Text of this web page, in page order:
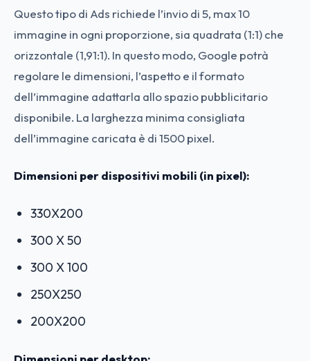
Questo tipo di Ads richiede l’invio di 5, max 10
immagine in ogni proporzione, sia quadrata (1:1) che
orizzontale (1,91:1). In questo modo, Google potrà
regolare le dimensioni, l’aspetto e il formato
dell’immagine adattarla allo spazio pubblicitario
disponibile. La larghezza minima consigliata
dell’immagine caricata è di 1500 pixel.
Dimensioni per dispositivi mobili (in pixel):
330X200
300 X 50
300 X 100
250X250
200X200